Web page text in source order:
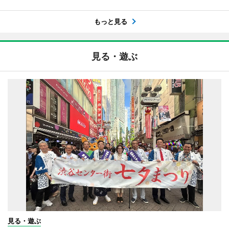
もっと見る
見る・遊ぶ
見る・遊ぶ